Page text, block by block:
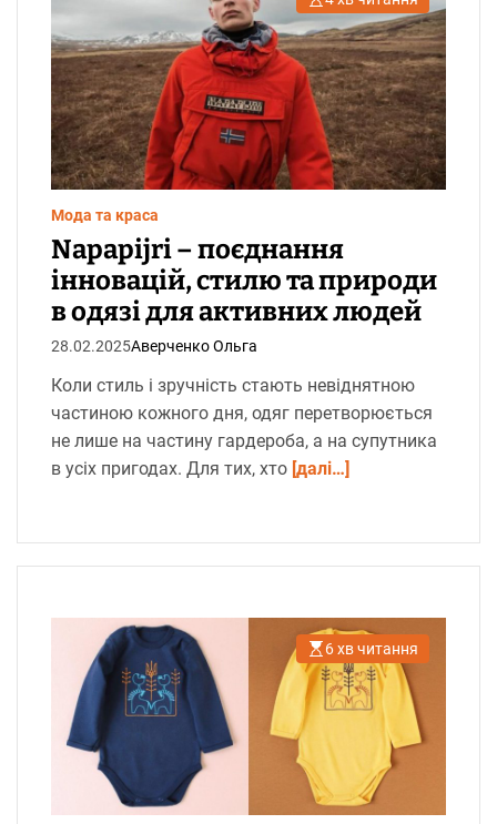
О
р
і
є
н
т
о
в
н
и
й
ч
а
н
я
Мода та краса
Napapijri – поєднання
інновацій, стилю та природи
в одязі для активних людей
28.02.2025Аверченко Ольга
Коли стиль і зручність стають невіднятною
частиною кожного дня, одяг перетворюється
не лише на частину гардероба, а на супутника
в усіх пригодах. Для тих, хто [далі…]
О
р
і
є
н
и
й
6 хв читання